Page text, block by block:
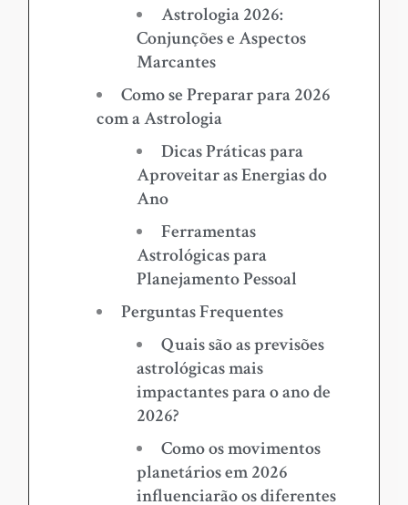
Astrologia 2026:
Conjunções e Aspectos
Marcantes
Como se Preparar para 2026
com a Astrologia
Dicas Práticas para
Aproveitar as Energias do
Ano
Ferramentas
Astrológicas para
Planejamento Pessoal
Perguntas Frequentes
Quais são as previsões
astrológicas mais
impactantes para o ano de
2026?
Como os movimentos
planetários em 2026
influenciarão os diferentes